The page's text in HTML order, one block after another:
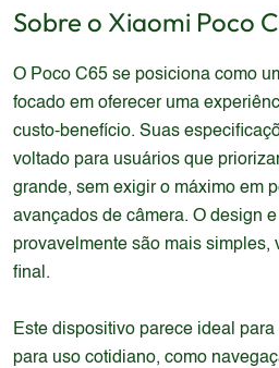
Sobre o Xiaomi Poco
O Poco C65 se posiciona como
focado em oferecer uma
custo-benefício. Suas
voltado para usuários que
grande, sem exigir o máximo em
avançados de câmera. O design
provavelmente são mais simples,
final.
Este dispositivo parece ideal
para uso cotidiano, como